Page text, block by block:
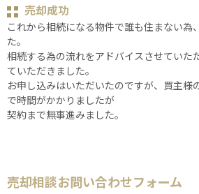
売却成功
これから相続になる物件で誰も住まない為
た。
相続する為の流れをアドバイスさせていた
ていただきました。
お申し込みはいただいたのですが、買主様
で時間がかかりましたが
契約まで無事進みました。
売却相談お問い合わせフォーム